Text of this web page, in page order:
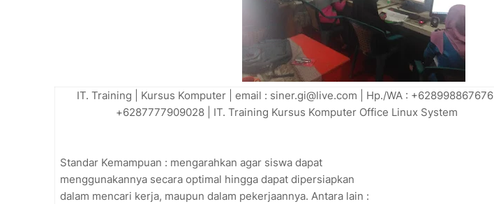
IT. Training | Kursus Komputer | email : siner.gi@live.com | Hp./WA : +628998867676
+6287777909028 | IT. Training Kursus Komputer Office Linux System
Standar Kemampuan : mengarahkan agar siswa dapat
menggunakannya secara optimal hingga dapat dipersiapkan
dalam mencari kerja, maupun dalam pekerjaannya. Antara lain :